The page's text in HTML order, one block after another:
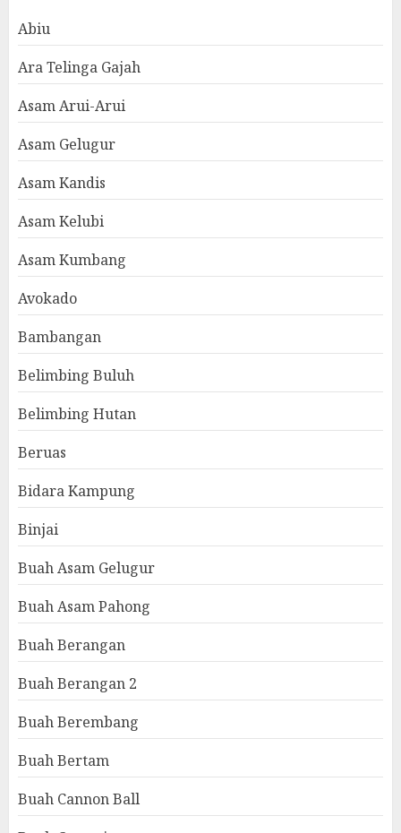
Abiu
Ara Telinga Gajah
Asam Arui-Arui
Asam Gelugur
Asam Kandis
Asam Kelubi
Asam Kumbang
Avokado
Bambangan
Belimbing Buluh
Belimbing Hutan
Beruas
Bidara Kampung
Binjai
Buah Asam Gelugur
Buah Asam Pahong
Buah Berangan
Buah Berangan 2
Buah Berembang
Buah Bertam
Buah Cannon Ball